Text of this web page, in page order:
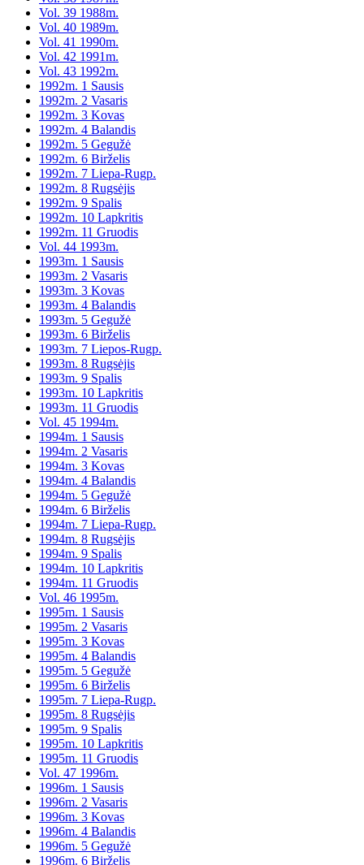
Vol. 39 1988m.
Vol. 40 1989m.
Vol. 41 1990m.
Vol. 42 1991m.
Vol. 43 1992m.
1992m. 1 Sausis
1992m. 2 Vasaris
1992m. 3 Kovas
1992m. 4 Balandis
1992m. 5 Gegužė
1992m. 6 Birželis
1992m. 7 Liepa-Rugp.
1992m. 8 Rugsėjis
1992m. 9 Spalis
1992m. 10 Lapkritis
1992m. 11 Gruodis
Vol. 44 1993m.
1993m. 1 Sausis
1993m. 2 Vasaris
1993m. 3 Kovas
1993m. 4 Balandis
1993m. 5 Gegužė
1993m. 6 Birželis
1993m. 7 Liepos-Rugp.
1993m. 8 Rugsėjis
1993m. 9 Spalis
1993m. 10 Lapkritis
1993m. 11 Gruodis
Vol. 45 1994m.
1994m. 1 Sausis
1994m. 2 Vasaris
1994m. 3 Kovas
1994m. 4 Balandis
1994m. 5 Gegužė
1994m. 6 Birželis
1994m. 7 Liepa-Rugp.
1994m. 8 Rugsėjis
1994m. 9 Spalis
1994m. 10 Lapkritis
1994m. 11 Gruodis
Vol. 46 1995m.
1995m. 1 Sausis
1995m. 2 Vasaris
1995m. 3 Kovas
1995m. 4 Balandis
1995m. 5 Gegužė
1995m. 6 Birželis
1995m. 7 Liepa-Rugp.
1995m. 8 Rugsėjis
1995m. 9 Spalis
1995m. 10 Lapkritis
1995m. 11 Gruodis
Vol. 47 1996m.
1996m. 1 Sausis
1996m. 2 Vasaris
1996m. 3 Kovas
1996m. 4 Balandis
1996m. 5 Gegužė
1996m. 6 Birželis